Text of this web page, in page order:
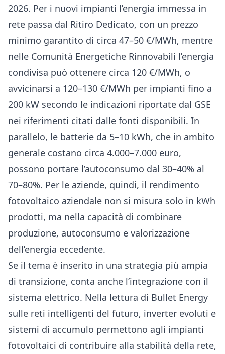
2026. Per i nuovi impianti l’energia immessa in
rete passa dal Ritiro Dedicato, con un prezzo
minimo garantito di circa 47–50 €/MWh, mentre
nelle Comunità Energetiche Rinnovabili l’energia
condivisa può ottenere circa 120 €/MWh, o
avvicinarsi a 120–130 €/MWh per impianti fino a
200 kW secondo le indicazioni riportate dal GSE
nei riferimenti citati dalle fonti disponibili. In
parallelo, le batterie da 5–10 kWh, che in ambito
generale costano circa 4.000–7.000 euro,
possono portare l’autoconsumo dal 30–40% al
70–80%. Per le aziende, quindi, il rendimento
fotovoltaico aziendale non si misura solo in kWh
prodotti, ma nella capacità di combinare
produzione, autoconsumo e valorizzazione
dell’energia eccedente.
Se il tema è inserito in una strategia più ampia
di transizione, conta anche l’integrazione con il
sistema elettrico. Nella lettura di Bullet Energy
sulle reti intelligenti del futuro, inverter evoluti e
sistemi di accumulo permettono agli impianti
fotovoltaici di contribuire alla stabilità della rete,